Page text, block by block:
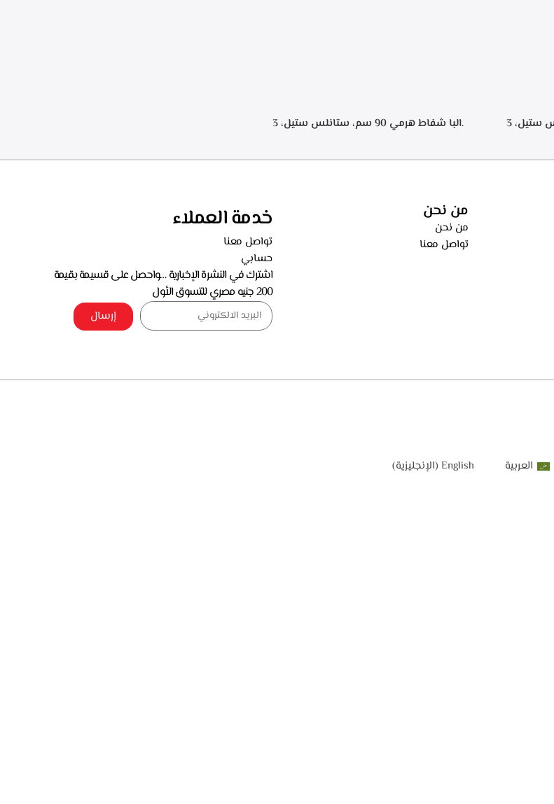
.البا شفاط هرمي 90 سم، ستانلس ستيل، 3
.البا شفاط هرمي 90 سم، ستانلس ستيل، 3
من نحن
من نحن
تواصل معنا
خدمة العملاء
تواصل معنا
حسابي
اشترك في النشرة الإخبارية …واحصل على قسيمة بقيمة
200 جنيه مصري للتسوق الأول
إرسال
العربية English
(الإنجليزية)